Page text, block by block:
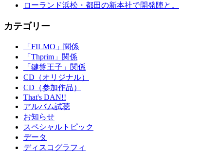
ローランド浜松・都田の新本社で開発陣と。
カテゴリー
「FILMO」関係
「Thprim」関係
「鍵盤王子」関係
CD（オリジナル）
CD（参加作品）
That's DAN!!
アルバム試聴
お知らせ
スペシャルトピック
データ
ディスコグラフィ